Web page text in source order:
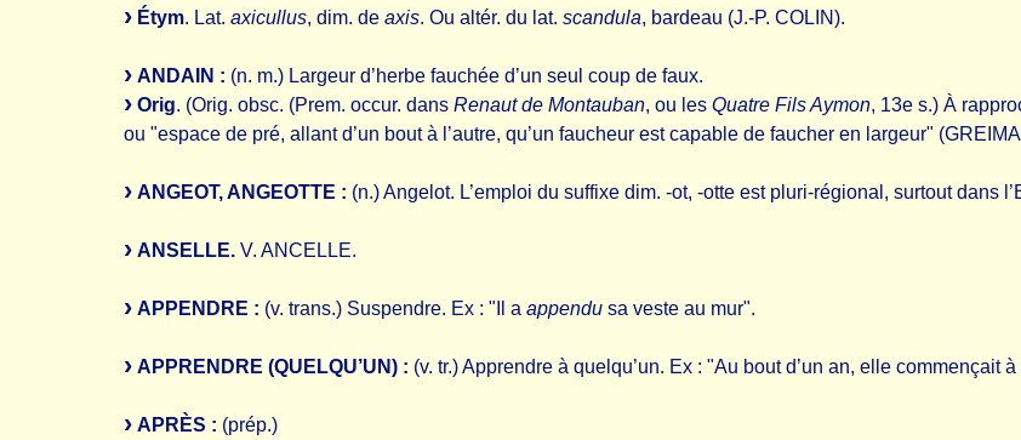
Étym. Lat. axicullus, dim. de axis. Ou altér. du lat. scandula, bardeau (J.-P. COLIN).
ANDAIN : (n. m.) Largeur d’herbe fauchée d’un seul coup de faux.
Orig. (Orig. obsc. (Prem. occur. dans Renaut de Montauban, ou les Quatre Fils Aymon, 13e s.) À
ou "espace de pré, allant d’un bout à l’autre, qu’un faucheur est capable de faucher en largeur"
ANGEOT, ANGEOTTE : (n.) Angelot. L’emploi du suffixe dim. -ot, -otte est pluri-régional, surtout dans
ANSELLE. V. ANCELLE.
APPENDRE : (v. trans.) Suspendre. Ex : "Il a appendu sa veste au mur".
APPRENDRE (QUELQU’UN) : (v. tr.) Apprendre à quelqu’un. Ex : "Au bout d’un an, elle commençait à
APRÈS : (prép.)